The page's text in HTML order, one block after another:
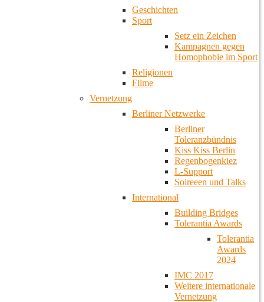
Geschichten
Sport
Setz ein Zeichen
Kampagnen gegen
Homophobie im Sport
Religionen
Filme
Vernetzung
Berliner Netzwerke
Berliner
Toleranzbündnis
Kiss Kiss Berlin
Regenbogenkiez
L-Support
Soireeen und Talks
International
Building Bridges
Tolerantia Awards
Tolerantia
Awards
2024
IMC 2017
Weitere internationale
Vernetzung